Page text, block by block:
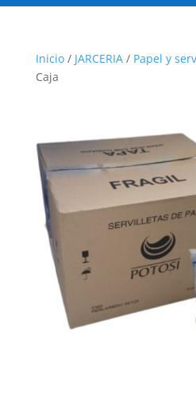
Inicio/ JARCERIA/ Papel y
Caja